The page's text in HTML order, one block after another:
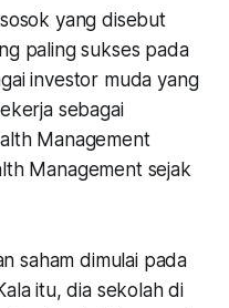
yang disebut
paling sukses pada
investor muda yang
sebagai
Management
Management sejak
saham dimulai pada
itu, dia sekolah di